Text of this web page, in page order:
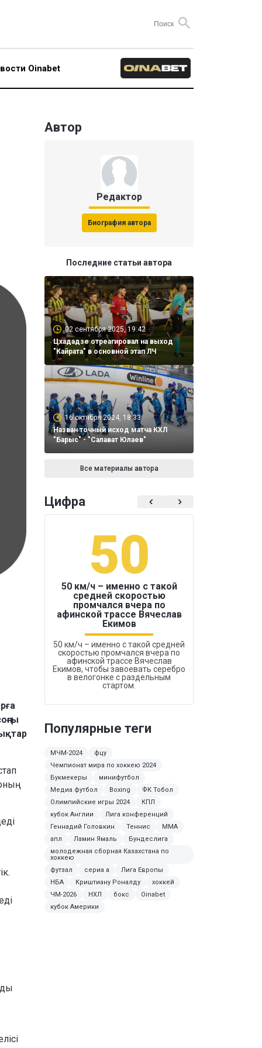
Oinabet
Автор
Редактор
Биография автора
Последние статьи автора
02 сентября 2025, 19:42
Цхададзе отреагировал на выход
"Кайрата" в основной этап ЛЧ
16 октября 2024, 18:33
Назван точный исход матча КХЛ
"Барыс" - "Салават Юлаев"
Все материалы автора
Цифра
50
50 км/ч – именно с такой
средней скоростью
промчался вчера по
афинской трассе Вячеслав
Екимов
50 км/ч – именно с такой средней
скоростью промчался вчера по
афинской трассе Вячеслав
Екимов, чтобы завоевать серебро
в велогонке с раздельным
стартом.
Популярные теги
МЧМ-2024
фцу
Чемпионат мира по хоккею 2024
Букмекеры
минифутбол
Медиа футбол
Boxing
ФК Тобол
Олимпийские игры 2024
КПЛ
кубок Англии
Лига конференций
Геннадий Головкин
Теннис
MMA
апл
Ламин Ямаль
Бундеслига
молодежная сборная Казахстана по
хоккею
футзал
сериа а
Лига Европы
НБА
Криштиану Роналду
хоккей
ЧМ-2026
НХЛ бокс
Oinabet
кубок Америки